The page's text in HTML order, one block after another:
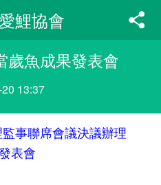
鯉協會
歲魚成果發表會
13:37
事聯席會議決議辦理
表會